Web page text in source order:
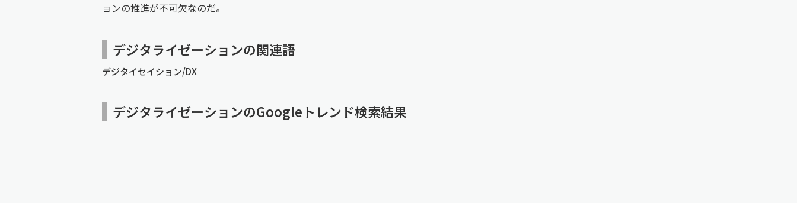
ョンの推進が不可欠なのだ。
デジタライゼーションの関連語
デジタイセイション/DX
デジタライゼーションのGoogleトレンド検索結果